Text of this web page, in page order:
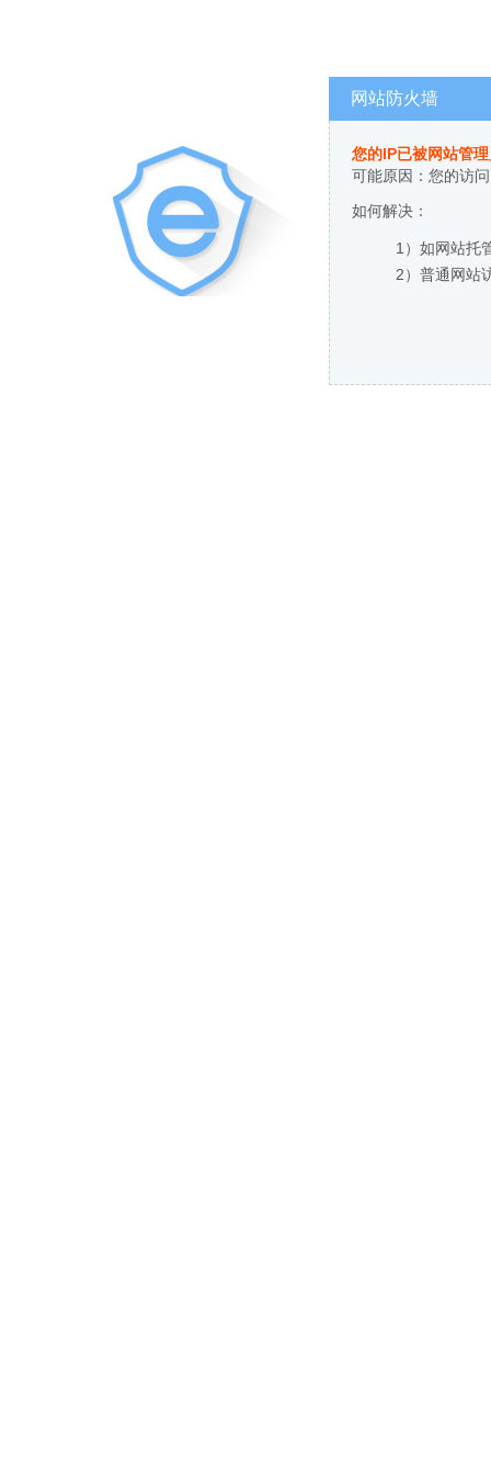
网站防火墙
您的IP已被网站管
可能原因：您的访
如何解决：
1）如网站托
2）普通网站